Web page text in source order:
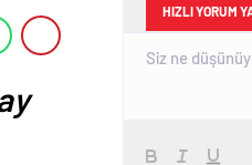
HIZLI YORUM